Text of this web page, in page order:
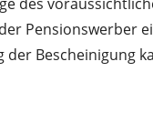
Pensionswerber
Bescheinigung